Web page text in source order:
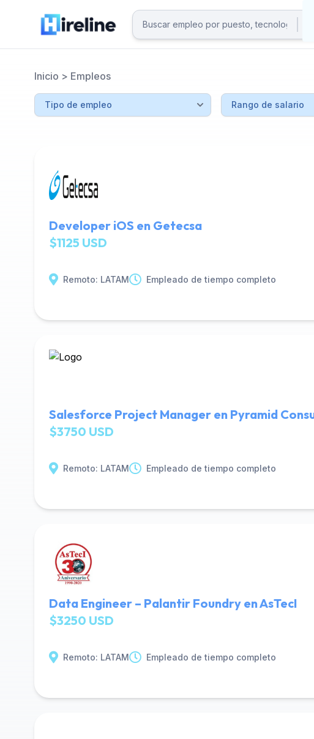
Inicio > Empleos
Developer iOS en Getecsa
$1125 USD
Remoto: LATAM Empleado de tiempo completo
Salesforce Project Manager en Pyramid
$3750 USD
Remoto: LATAM Empleado de tiempo completo
Data Engineer – Palantir Foundry en AsTecI
$3250 USD
Remoto: LATAM Empleado de tiempo completo